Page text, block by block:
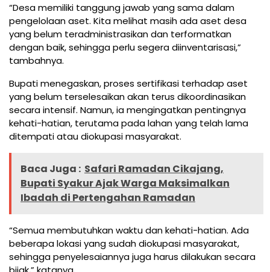
“Desa memiliki tanggung jawab yang sama dalam
pengelolaan aset. Kita melihat masih ada aset desa
yang belum teradministrasikan dan terformatkan
dengan baik, sehingga perlu segera diinventarisasi,”
tambahnya.
Bupati menegaskan, proses sertifikasi terhadap aset
yang belum terselesaikan akan terus dikoordinasikan
secara intensif. Namun, ia mengingatkan pentingnya
kehati-hatian, terutama pada lahan yang telah lama
ditempati atau diokupasi masyarakat.
Baca Juga : Safari Ramadan Cikajang,
Bupati Syakur Ajak Warga Maksimalkan
Ibadah di Pertengahan Ramadan
“Semua membutuhkan waktu dan kehati-hatian. Ada
beberapa lokasi yang sudah diokupasi masyarakat,
sehingga penyelesaiannya juga harus dilakukan secara